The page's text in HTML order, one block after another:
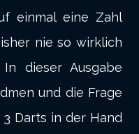
einmal eine Zahl
nie so wirklich
dieser Ausgabe
und die Frage
3 Darts in der Hand